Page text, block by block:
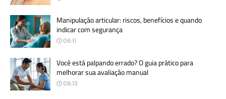
Manipulação articular: riscos, benefícios e quando
indicar com segurança
06:11
Você está palpando errado? O guia prático para
melhorar sua avaliação manual
06:13